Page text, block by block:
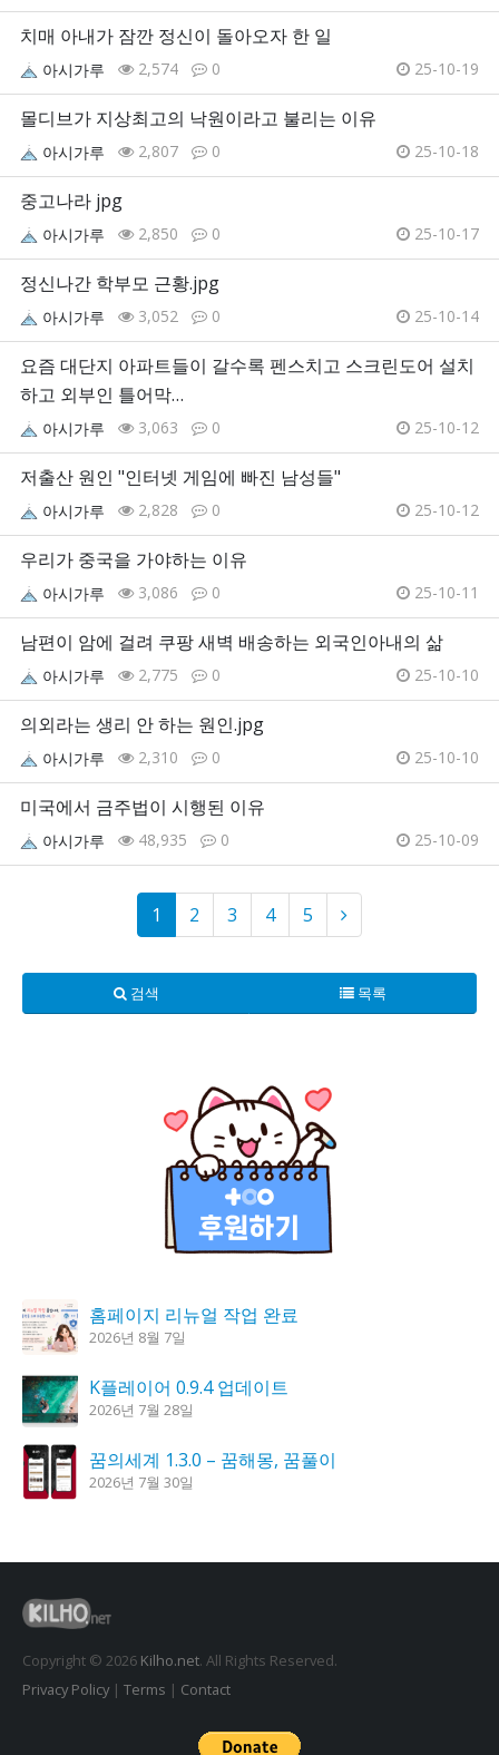
치매 아내가 잠깐 정신이 돌아오자 한 일
아시가루 2,574 0 25-10-19
몰디브가 지상최고의 낙원이라고 불리는 이유
아시가루 2,807 0 25-10-18
중고나라 jpg
아시가루 2,850 0 25-10-17
정신나간 학부모 근황.jpg
아시가루 3,052 0 25-10-14
요즘 대단지 아파트들이 갈수록 펜스치고 스크린도어 설치
하고 외부인 틀어막…
아시가루 3,063 0 25-10-12
저출산 원인 "인터넷 게임에 빠진 남성들"
아시가루 2,828 0 25-10-12
우리가 중국을 가야하는 이유
아시가루 3,086 0 25-10-11
남편이 암에 걸려 쿠팡 새벽 배송하는 외국인아내의 삶
아시가루 2,775 0 25-10-10
의외라는 생리 안 하는 원인.jpg
아시가루 2,310 0 25-10-10
미국에서 금주법이 시행된 이유
아시가루 48,935 0 25-10-09
1 2 3 4 5
검색 목록
홈페이지 리뉴얼 작업 완료
2026년 8월 7일
K플레이어 0.9.4 업데이트
2026년 7월 28일
꿈의세계 1.3.0 – 꿈해몽, 꿈풀이
2026년 7월 30일
도깨비 촛불 1.6.0 업데이트
2026년 7월 23일
Copyright © 2026 Kilho.net. All Rights Reserved.
Privacy Policy| Terms | Contact